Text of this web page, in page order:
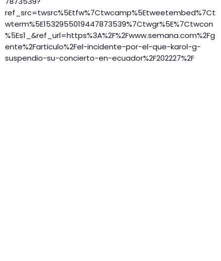
ref_src=twsrc%5Etfw%7Ctwcamp%5Etweetembed%7Ct
wterm%5E1532955019447873539%7Ctwgr%5E%7Ctwcon
%5Es1_&ref_url=https%3A%2F%2Fwww.semana.com%2Fg
ente%2Farticulo%2Fel-incidente-por-el-que-karol-g-
suspendio-su-concierto-en-ecuador%2F202227%2F